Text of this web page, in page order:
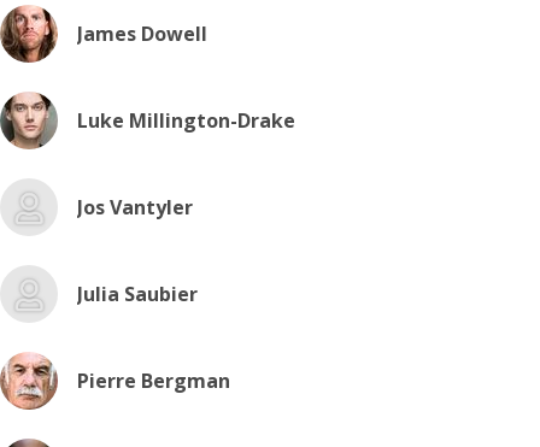
James Dowell
Luke Millington-Drake
Jos Vantyler
Julia Saubier
Pierre Bergman